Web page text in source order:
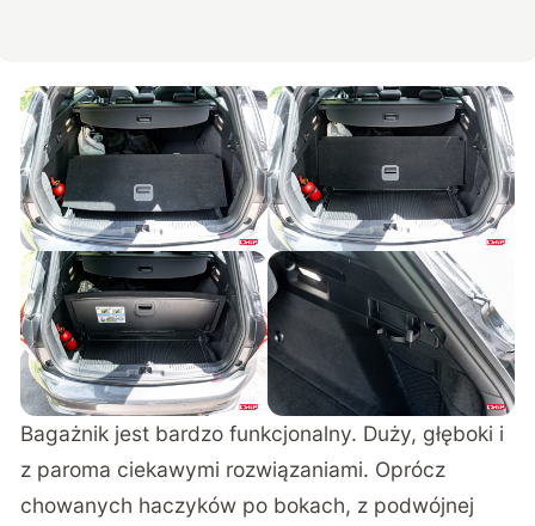
Bagażnik jest bardzo funkcjonalny. Duży, głęboki i
z paroma ciekawymi rozwiązaniami. Oprócz
chowanych haczyków po bokach, z podwójnej